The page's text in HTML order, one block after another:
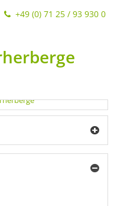
+49 (0) 71 25 / 93 930 0